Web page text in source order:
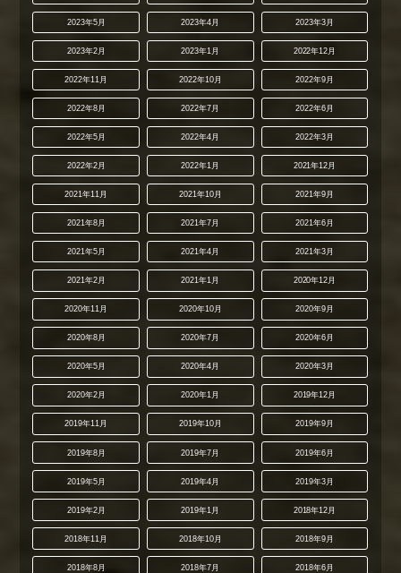
2023年5月 2023年4月 2023年3月
2023年2月 2023年1月 2022年12月
2022年11月 2022年10月 2022年9月
2022年8月 2022年7月 2022年6月
2022年5月 2022年4月 2022年3月
2022年2月 2022年1月 2021年12月
2021年11月 2021年10月 2021年9月
2021年8月 2021年7月 2021年6月
2021年5月 2021年4月 2021年3月
2021年2月 2021年1月 2020年12月
2020年11月 2020年10月 2020年9月
2020年8月 2020年7月 2020年6月
2020年5月 2020年4月 2020年3月
2020年2月 2020年1月 2019年12月
2019年11月 2019年10月 2019年9月
2019年8月 2019年7月 2019年6月
2019年5月 2019年4月 2019年3月
2019年2月 2019年1月 2018年12月
2018年11月 2018年10月 2018年9月
2018年8月 2018年7月 2018年6月